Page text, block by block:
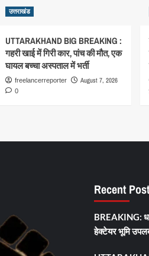
उत्तराखंड
UTTARAKHAND BIG BREAKING :
गहरी खाई में गिरी कार, पांच की मौत, एक
घायल बच्चा अस्पताल में भर्ती
freelancerreporter August 7, 2026
0
Recent
BREAKING:
हेक्टेयर भूमि